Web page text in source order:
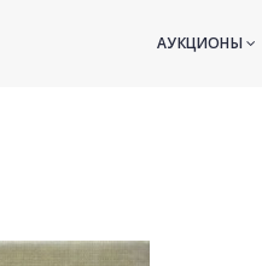
АУКЦИОНЫ